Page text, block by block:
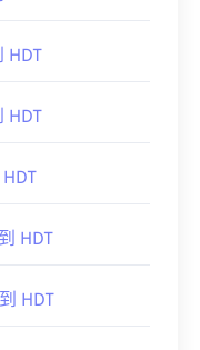
HDT
HDT
HDT
HDT